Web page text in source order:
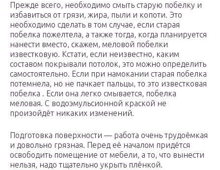
Прежде всего, необходимо смыть старую побелку и
избавиться от грязи, жира, пыли и копоти. Это
необходимо сделать в том случае, если старая
побелка пожелтела, а также тогда, когда планируется
нанести вместо, скажем, меловой побелки
известковую. Кстати, если неизвестно, каким
составом покрывали потолок, это можно определить
самостоятельно. Если при намокании старая побелка
потемнела, но не пачкает пальцы, то это известковая
побелка . Если она легко смывается, побелка
меловая. С водоэмульсионной краской не
произойдёт никаких изменений.
Подготовка поверхности — работа очень трудоёмкая
и довольно грязная. Перед её началом придётся
освободить помещение от мебели, а то, что вынести
нельзя, надо тщательно укрыть плёнкой.